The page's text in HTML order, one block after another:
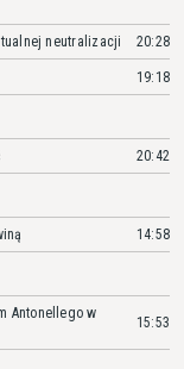
neutralizacji 20:28
19:18
20:42
14:58
Antonellego w
15:53